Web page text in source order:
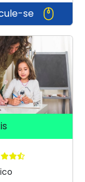
se